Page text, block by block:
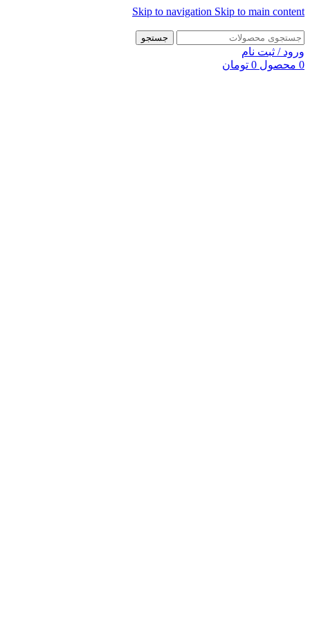
Skip to navigation Skip to main content
جستجو
ورود / ثبت نام
0 محصول 0 تومان